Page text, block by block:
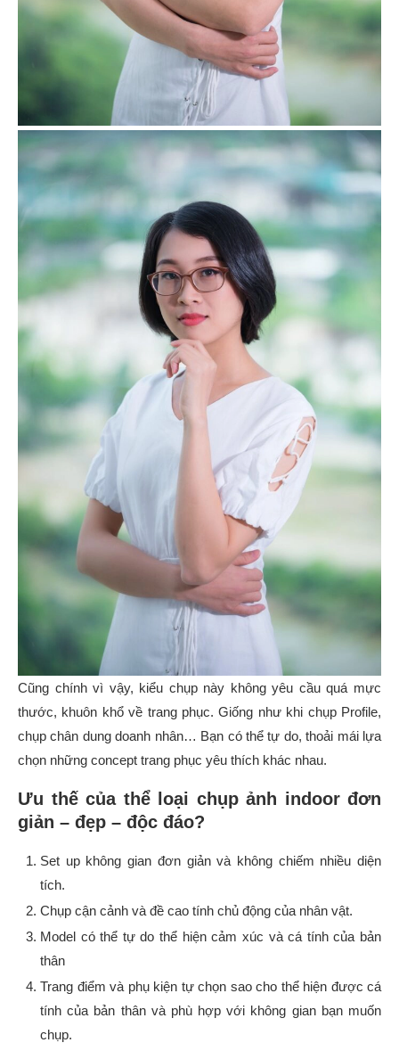
Cũng chính vì vậy, kiểu chụp này không yêu cầu quá mực
thước, khuôn khổ về trang phục. Giống như khi chụp Profile,
chụp chân dung doanh nhân… Bạn có thể tự do, thoải mái lựa
chọn những concept trang phục yêu thích khác nhau.
Ưu thế của thể loại chụp ảnh indoor đơn
giản – đẹp – độc đáo?
Set up không gian đơn giản và không chiếm nhiều diện
tích.
Chụp cận cảnh và đề cao tính chủ động của nhân vật.
Model có thể tự do thể hiện cảm xúc và cá tính của bản
thân
Trang điểm và phụ kiện tự chọn sao cho thể hiện được cá
tính của bản thân và phù hợp với không gian bạn muốn
chụp.